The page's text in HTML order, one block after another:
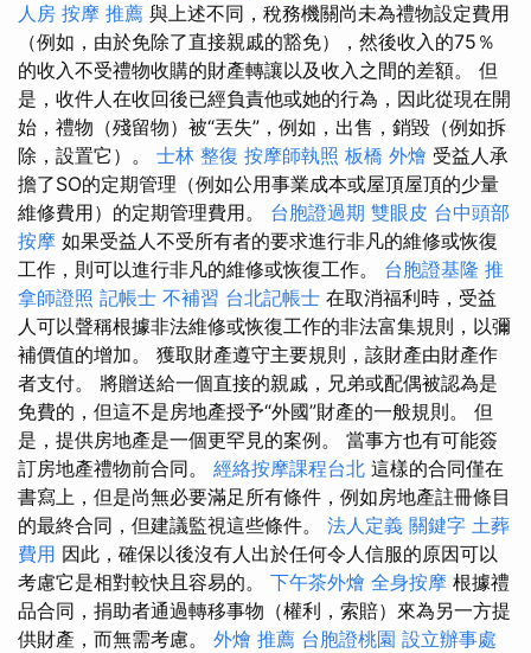
人房 按摩 推薦 與上述不同，稅務機關尚未為禮物設定費用
（例如，由於免除了直接親戚的豁免），然後收入的75％
的收入不受禮物收購的財產轉讓以及收入之間的差額。 但
是，收件人在收回後已經負責他或她的行為，因此從現在開
始，禮物（殘留物）被“丟失”，例如，出售，銷毀（例如拆
除，設置它）。 士林 整復 按摩師執照 板橋 外燴 受益人承
擔了SO的定期管理（例如公用事業成本或屋頂屋頂的少量
維修費用）的定期管理費用。 台胞證過期 雙眼皮 台中頭部
按摩 如果受益人不受所有者的要求進行非凡的維修或恢復
工作，則可以進行非凡的維修或恢復工作。 台胞證基隆 推
拿師證照 記帳士 不補習 台北記帳士 在取消福利時，受益
人可以聲稱根據非法維修或恢復工作的非法富集規則，以彌
補價值的增加。 獲取財產遵守主要規則，該財產由財產作
者支付。 將贈送給一個直接的親戚，兄弟或配偶被認為是
免費的，但這不是房地產授予“外國”財產的一般規則。 但
是，提供房地產是一個更罕見的案例。 當事方也有可能簽
訂房地產禮物前合同。 經絡按摩課程台北 這樣的合同僅在
書寫上，但是尚無必要滿足所有條件，例如房地產註冊條目
的最終合同，但建議監視這些條件。 法人定義 關鍵字 土葬
費用 因此，確保以後沒有人出於任何令人信服的原因可以
考慮它是相對較快且容易的。 下午茶外燴 全身按摩 根據禮
品合同，捐助者通過轉移事物（權利，索賠）來為另一方提
供財產，而無需考慮。 外燴 推薦 台胞證桃園 設立辦事處